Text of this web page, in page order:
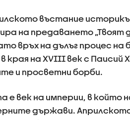
въстание
на предаването „Твоят
връх на дълъг процес на
края на XVIII век с Паисий
и просветни борби.
е век на империи, в който
държави.